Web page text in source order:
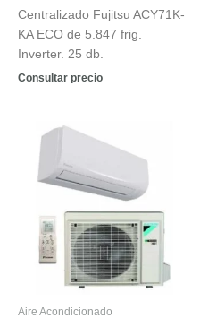
Centralizado Fujitsu ACY71K-
KA ECO de 5.847 frig.
Inverter. 25 db.
Consultar precio
Aire Acondicionado